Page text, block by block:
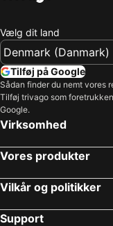
Hergenhahn
Studentenmühle Hotel -
Hotel am Goetheberg
Hotel Landgasthof
Lahnromantik
Vælg dit land
Tilføj på Google
Sådan finder du nemt vores
Tilføj trivago som
Google.
Virksomhed
Vores produkter
Vilkår og politikker
Support